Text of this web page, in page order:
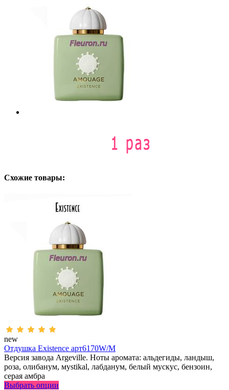
Схожие товары:
new
Отдушка Existence арт6170W/M
Версия завода Argeville. Ноты аромата: альдегиды, ландыш,
роза, олибанум, мystikal, лабданум, белый мускус, бензоин,
серая амбра
Выбрать опции